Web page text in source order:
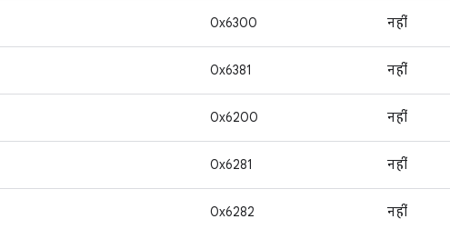
0x6300 नहीं
0x6381 नहीं
0x6200 नहीं
0x6281 नहीं
0x6282 नहीं